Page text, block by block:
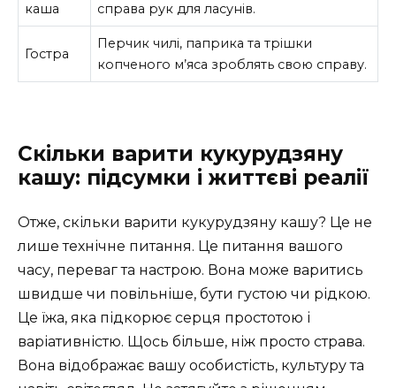
каша
справа рук для ласунів.
Гостра
Перчик чилі, паприка та трішки
копченого м’яса зроблять свою справу.
Скільки варити кукурудзяну
кашу: підсумки і життєві реалії
Отже, скільки варити кукурудзяну кашу? Це не
лише технічне питання. Це питання вашого
часу, переваг та настрою. Вона може варитись
швидше чи повільніше, бути густою чи рідкою.
Це їжа, яка підкорює серця простотою і
варіативністю. Щось більше, ніж просто страва.
Вона відображає вашу особистість, культуру та